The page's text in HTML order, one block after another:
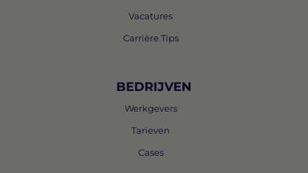
Vacatures
Carrière Tips
BEDRIJVEN
Werkgevers
Tarieven
Cases